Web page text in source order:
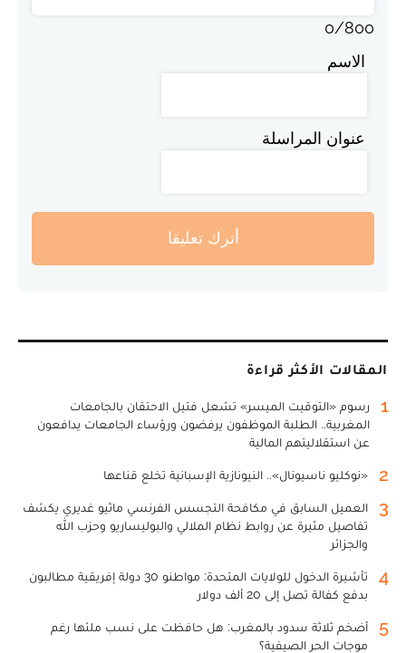
0/800
الاسم
عنوان المراسلة
أترك تعليقا
المقالات الأكثر قراءة
1
رسوم «التوقيت الميسر» تشعل فتيل الاحتقان بالجامعات
المغربية.. الطلبة الموظفون يرفضون ورؤساء الجامعات يدافعون
عن استقلاليتهم المالية
2 «نوكليو ناسيونال».. النيونازية الإسبانية تخلع قناعها
3
العميل السابق في مكافحة التجسس الفرنسي ماثيو غديري يكشف
تفاصيل مثيرة عن روابط نظام الملالي والبوليساريو وحزب الله
والجزائر
4
تأشيرة الدخول للولايات المتحدة: مواطنو 30 دولة إفريقية مطالبون
بدفع كفالة تصل إلى 20 ألف دولار
5
أضخم ثلاثة سدود بالمغرب: هل حافظت على نسب ملئها رغم
موجات الحر الصيفية؟